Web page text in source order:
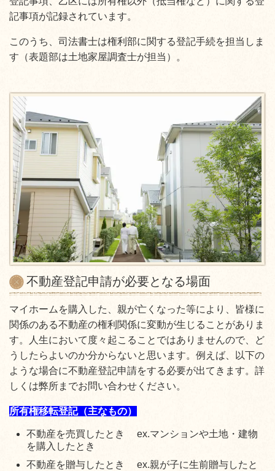
記事項が記録されています。
このうち、司法書士は権利部に関する登記手続を担当しま
す（表題部は土地家屋調査士が担当）。
不動産登記申請が必要となる場面
マイホームを購入した、親が亡くなった等により、皆様に
関係のある不動産の権利関係に変動が生じることがありま
す。人生において度々起こることではありませんので、ど
うしたらよいのか分からないと思います。例えば、以下の
ような場合に不動産登記申請をする必要が出てきます。詳
しくは弊所までお問い合わせください。
所有権移転登記（主なもの）
不動産を売買したとき ex.マンションや土地・建物
を購入したとき
不動産を贈与したとき ex.親が子に生前贈与したと